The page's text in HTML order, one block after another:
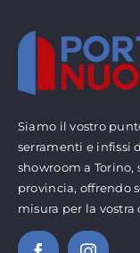
Siamo il vostro
serramenti e infissi
showroom a
provincia, offrendo
misura per la vostra